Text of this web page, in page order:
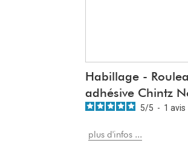
Habillage -
adhésive Chintz
5/5 - 1 avis
plus d'infos ...